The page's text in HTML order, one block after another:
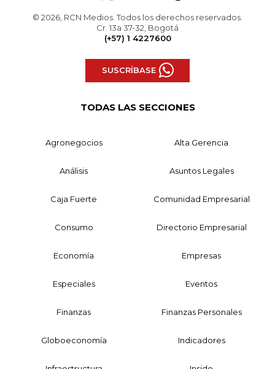
© 2026, RCN Medios. Todos los derechos reservados.
Cr. 13a 37-32, Bogotá
(+57) 1 4227600
SUSCRÍBASE
TODAS LAS SECCIONES
Agronegocios Alta Gerencia
Análisis Asuntos Legales
Caja Fuerte Comunidad Empresarial
Consumo Directorio Empresarial
Economía Empresas
Especiales Eventos
Finanzas Finanzas Personales
Globoeconomía Indicadores